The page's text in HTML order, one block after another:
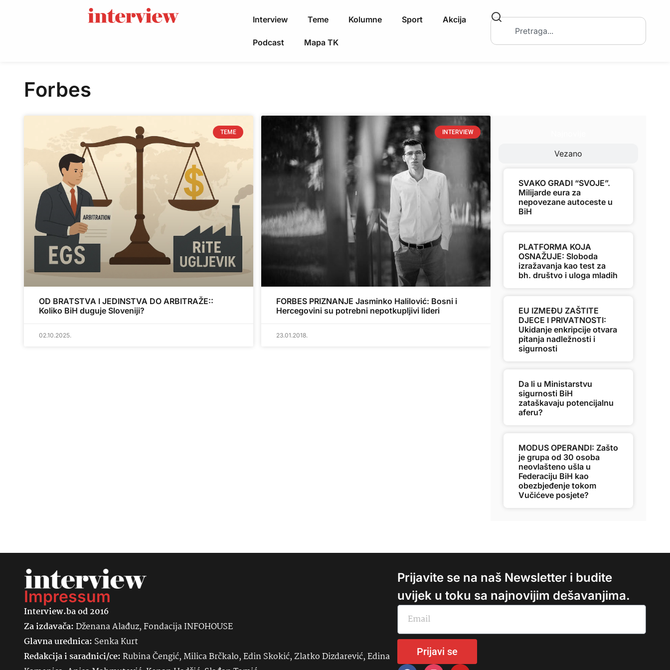
Interview Teme Kolumne Sport Akcija
Podcast Mapa TK
Forbes
TEME
OD BRATSTVA I JEDINSTVA DO ARBITRAŽE::
Koliko BiH duguje Sloveniji?
02.10.2025.
INTERVIEW
FORBES PRIZNANJE Jasminko Halilović: Bosni i
Hercegovini su potrebni nepotkupljivi lideri
23.01.2018.
Vezano
SVAKO GRADI “SVOJE”.
Milijarde eura za
nepovezane autoceste u
BiH
PLATFORMA KOJA
OSNAŽUJE: Sloboda
izražavanja kao test za
bh. društvo i uloga mladih
EU IZMEĐU ZAŠTITE
DJECE I PRIVATNOSTI:
Ukidanje enkripcije otvara
pitanja nadležnosti i
sigurnosti
Da li u Ministarstvu
sigurnosti BiH
zataškavaju potencijalnu
aferu?
MODUS OPERANDI: Zašto
je grupa od 30 osoba
neovlašteno ušla u
Federaciju BiH kao
obezbjeđenje tokom
Vučićeve posjete?
Impressum
Interview.ba od 2016
Za izdavača:Dženana Alađuz, Fondacija INFOHOUSE
Glavna urednica: SenkaKurt
Redakcija i saradnici/ce:Rubina Čengić, Milica Brčkalo, Edin Skokić, Zlatko Dizdarević, Edina
Prijavite se na naš Newsletter i budite
uvijek u toku sa najnovijim dešavanjima.
Prijavi se